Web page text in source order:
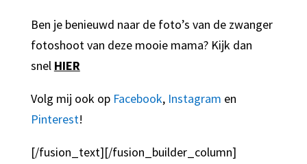
Ben je benieuwd naar de foto’s van de zwanger
fotoshoot van deze mooie mama? Kijk dan
snel HIER
Volg mij ook op Facebook, Instagram en
Pinterest!
[/fusion_text][/fusion_builder_column]